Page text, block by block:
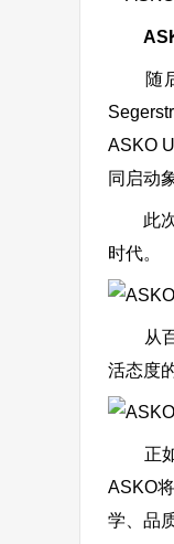
随后
ASKO
同启动
此次
时代。
从百
活态度
正如
ASKO
学、品